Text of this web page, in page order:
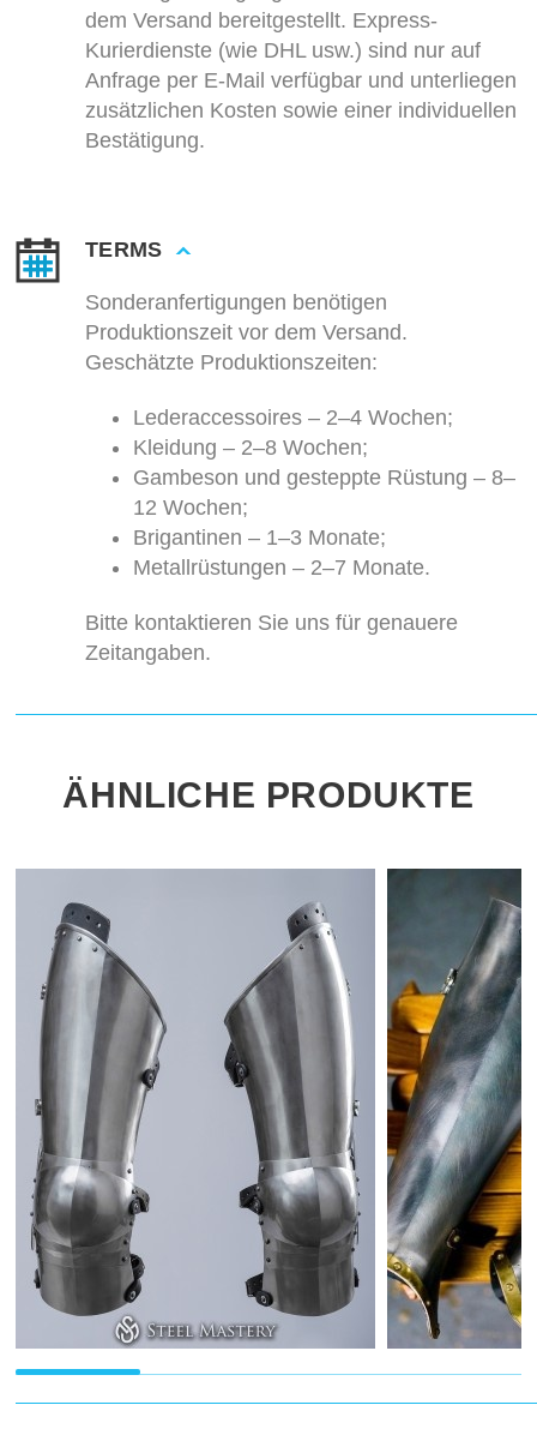
dem Versand bereitgestellt. Express-
Kurierdienste (wie DHL usw.) sind nur auf
Anfrage per E-Mail verfügbar und unterliegen
zusätzlichen Kosten sowie einer individuellen
Bestätigung.
TERMS
Sonderanfertigungen benötigen
Produktionszeit vor dem Versand.
Geschätzte Produktionszeiten:
Lederaccessoires – 2–4 Wochen;
Kleidung – 2–8 Wochen;
Gambeson und gesteppte Rüstung – 8–
12 Wochen;
Brigantinen – 1–3 Monate;
Metallrüstungen – 2–7 Monate.
Bitte kontaktieren Sie uns für genauere
Zeitangaben.
ÄHNLICHE PRODUKTE